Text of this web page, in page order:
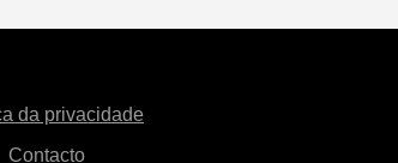
da privacidade
Contacto